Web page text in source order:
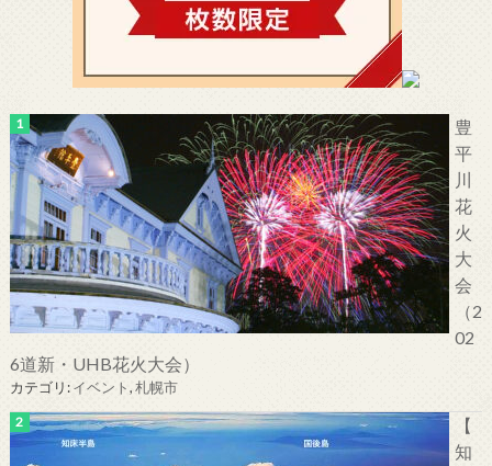
豊
平
川
花
火
大
会
（2
02
6道新・UHB花火大会）
カテゴリ:イベント,札幌市
【
知